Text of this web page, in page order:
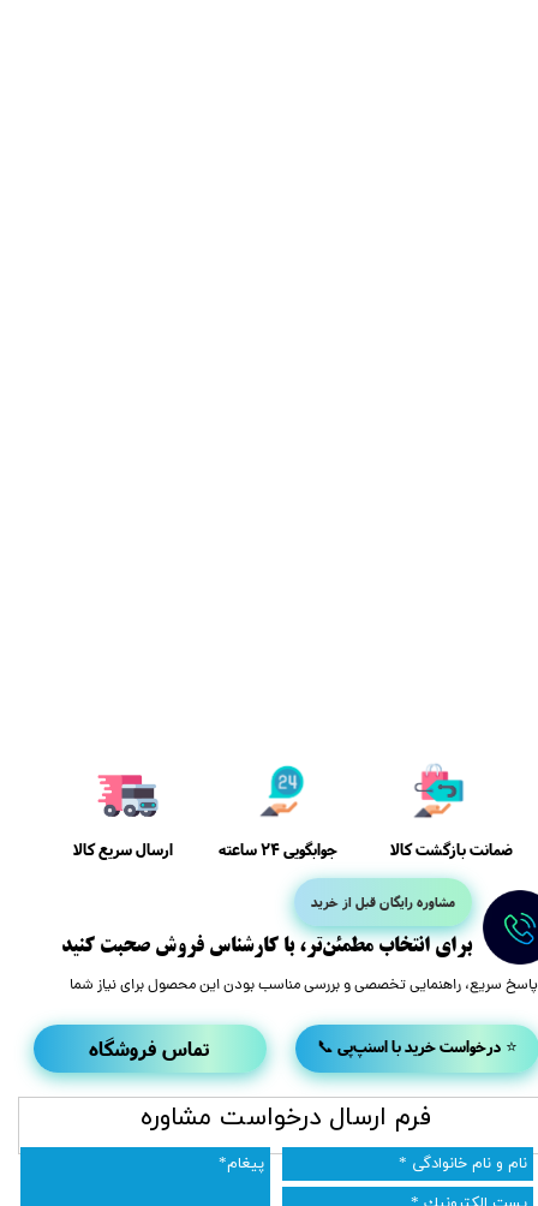
ارسال سریع کالا ضمانت بازگشت کالا جوابگویی 24 ساعته
مشاوره رایگان قبل از خرید
​برای انتخاب مطمئن‌تر، با کارشناس فروش صحبت کنید
​پاسخ سریع، راهنمایی تخصصی و بررسی مناسب بودن این محصول برای نیاز شما
📞 درخواست خرید با اسنپ‌پی ⭐ تماس فروشگاه
​فرم ارسال درخواست مشاوره